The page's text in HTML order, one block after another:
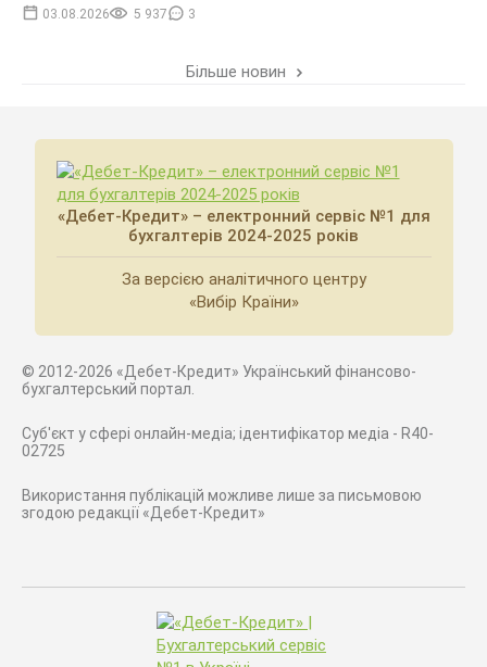
03.08.2026 5 937 3
Більше новин
«Дебет-Кредит» – електронний сервіс №1 для
бухгалтерів 2024-2025 років
За версією аналітичного центру
«Вибір Країни»
© 2012-2026 «Дебет-Кредит» Український фінансово-
бухгалтерський портал.
Суб'єкт у сфері онлайн-медіа; ідентифікатор медіа - R40-
02725
Використання публікацій можливе лише за письмовою
згодою редакції «Дебет-Кредит»